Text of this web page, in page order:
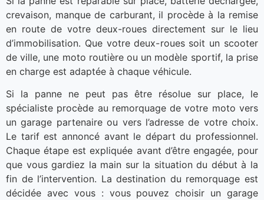
crevaison, manque de carburant, il procède à la remise
en route de votre deux-roues directement sur le lieu
d’immobilisation. Que votre deux-roues soit un scooter
de ville, une moto routière ou un modèle sportif, la prise
en charge est adaptée à chaque véhicule.
Si la panne ne peut pas être résolue sur place, le
spécialiste procède au remorquage de votre moto vers
un garage partenaire ou vers l’adresse de votre choix.
Le tarif est annoncé avant le départ du professionnel.
Chaque étape est expliquée avant d’être engagée, pour
que vous gardiez la main sur la situation du début à la
fin de l’intervention. La destination du remorquage est
décidée avec vous : vous pouvez choisir un garage